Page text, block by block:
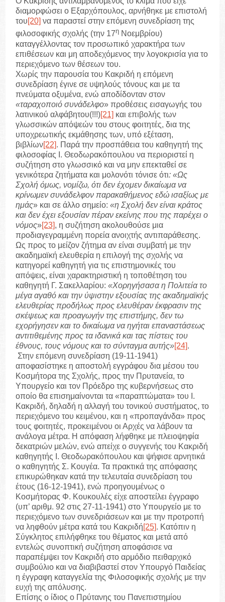
διαμορφώσει ο Εξαρχόπουλος, αρνήθηκε με επιστολή
του[20] να παραστεί στην επόμενη συνεδρίαση της
φιλοσοφικής σχολής (την 17η Νοεμβρίου)
καταγγέλλοντας τον προσωπικό χαρακτήρα των
επιθέσεων και μη αποδεχόμενος την λογοκρισία για το
περιεχόμενο των θέσεων του.
Χωρίς την παρουσία του Κακριδή η επόμενη
συνεδρίαση έγινε σε υψηλούς τόνους και με τα
πνεύματα οξυμένα, ενώ αποδίδονταν στον
«ταραχοποιό συνάδελφο» προθέσεις εισαγωγής του
λατινικού αλφάβητου(!!!)[21] και επιβολής των
γλωσσικών απόψεών του στους φοιτητές, δια της
υποχρεωτικής εκμάθησης των, υπό εξέταση,
βιβλίων[22]. Παρά την προσπάθεια του καθηγητή της
φιλοσοφίας Ι. Θεοδωρακόπουλου να περιοριστεί η
συζήτηση στο γλωσσικό και να μην επεκταθεί σε
γενικότερα ζητήματα και μολονότι τόνισε ότι: «Ως
Σχολή όμως, νομίζω, ότι δεν έχομεν δικαίωμα να
κρίνωμεν συνάδελφον παρακαθήμενος εδώ ισαξίως με
ημάς» και σε άλλο σημείο:«η Σχολή δεν είναι κράτος
και δεν έχει εξουσίαν πέραν εκείνης που της παρέχει ο
νόμος»[23], η συζήτηση ακολουθούσε μια
προδιαγεγραμμένη πορεία ανοιχτής αντιπαράθεσης.
Ως προς το μείζον ζήτημα αν είναι συμβατή με την
ακαδημαϊκή ελευθερία η επιλογή της σχολής να
κατηγορεί καθηγητή για τις επιστημονικές του
απόψεις, είναι χαρακτηριστική η τοποθέτηση του
καθηγητή Γ. Σακελλαρίου:«Χορηγήσασα η Πολιτεία το
μέγα αγαθό και την ύψιστην εξουσίας της ακαδημαϊκής
ελευθερίας προδήλως προς ελευθέραν έκφρασιν της
σκέψεως και προαγωγήν της επιστήμης, δεν τω
εχορήγησεν και το δικαίωμα να ηγήται επαναστάσεως
αντιτιθεμένης προς τα ιδανικά και τας πίστεις του
έθνους, τους νόμους και το σύνταγμα αυτής»[24].
Στην επόμενη συνεδρίαση (19-11-1941)
αποφασίστηκε η αποστολή εγγράφου δια μέσου του
Κοσμήτορα της Σχολής, προς την Πρυτανεία, το
Υπουργείο και τον Πρόεδρο της κυβερνήσεως στο
οποίο θα επισημαίνονται τα «παραπτώματα» του Ι.
Κακριδή, δηλαδή η αλλαγή του τονικού συστήματος, το
περιεχόμενο του κειμένου, και η «προπαγάνδα» προς
τους φοιτητές, προκειμένου οι Αρχές να λάβουν τα
ανάλογα μέτρα. Η απόφαση λήφθηκε με πλειοψηφία
δεκατριών μελών, ενώ απείχε ο συγγενής του Κακριδή
καθηγητής Ι. Θεοδωρακόπουλου και ψήφισε αρνητικά
ο καθηγητής Σ. Κουγέα. Τα πρακτικά της απόφασης
επικυρώθηκαν κατά την τελευταία συνεδρίαση του
έτους (16-12-1941), ενώ προηγουμένως ο
Κοσμήτορας Φ. Κουκουλές είχε αποστείλει έγγραφο
(υπ’ αριθμ. 92 στις 27-11-1941) στο Υπουργείο με το
περιεχόμενο των συνεδριάσεων και με την προτροπή
να ληφθούν μέτρα κατά του Κακριδή[25]. Κατόπιν η
Σύγκλητος επιλήφθηκε του θέματος και μετά από
εντελώς συνοπτική συζήτηση αποφάσισε να
παραπέμψει τον Κακριδή στο αρμόδιο πειθαρχικό
συμβούλιο και να διαβιβαστεί στον Υπουργό Παιδείας
η έγγραφη καταγγελία της Φιλοσοφικής σχολής με την
ευχή της απόλυσης.
Επίσης ο ίδιος ο Πρύτανης του Πανεπιστημίου